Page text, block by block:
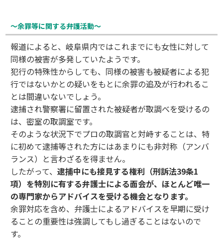
～余罪等に関する弁護活動～
報道によると、岐阜県内ではこれまでにも女性に対して
同様の被害が多発していたようです。
犯行の特殊性からしても、同様の被害も被疑者による犯
行ではないかとの疑いをもとに余罪の追及が行われるこ
とは間違いないでしょう。
逮捕され警察署に留置された被疑者が取調べを受けるの
は、密室の取調室です。
そのような状況下でプロの取調官と対峙することは、特
に初めて逮捕等された方にはあまりにも非対称（アンバ
ランス）と言わざるを得ません。
したがって、逮捕中にも接見する権利（刑訴法39条1
項）を特別に有する弁護士による面会が、ほとんど唯一
の専門家からアドバイスを受ける機会となります。
余罪対応を含め、弁護士によるアドバイスを早期に受け
ることの重要性は強調してもし過ぎることはないので
す。